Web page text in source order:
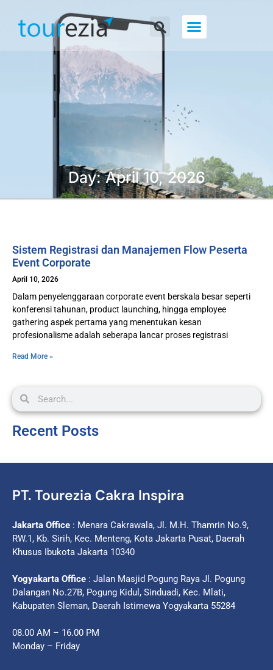
Day: April 10, 2026
Sistem Registrasi dan Manajemen Flow Peserta
Event Corporate
April 10, 2026
Dalam penyelenggaraan corporate event berskala besar seperti
konferensi tahunan, product launching, hingga employee
gathering aspek pertama yang menentukan kesan
profesionalisme adalah seberapa lancar proses registrasi
Read More »
Recent Posts
PT. Tourezia Cakra Inspira
Jakarta Office : Menara Cakrawala, Jl. M.H. Thamrin No.9,
RW.1, Kb. Sirih, Kec. Menteng, Kota Jakarta Pusat, Daerah
Khusus Ibukota Jakarta 10340
Yogyakarta Office : Jalan Masjid Pogung Raya Jl. Pogung
Dalangan No.27B, Pogung Kidul, Sinduadi, Kec. Mlati,
Kabupaten Sleman, Daerah Istimewa Yogyakarta 55284
08.00 AM – 16.00 PM
Monday – Friday